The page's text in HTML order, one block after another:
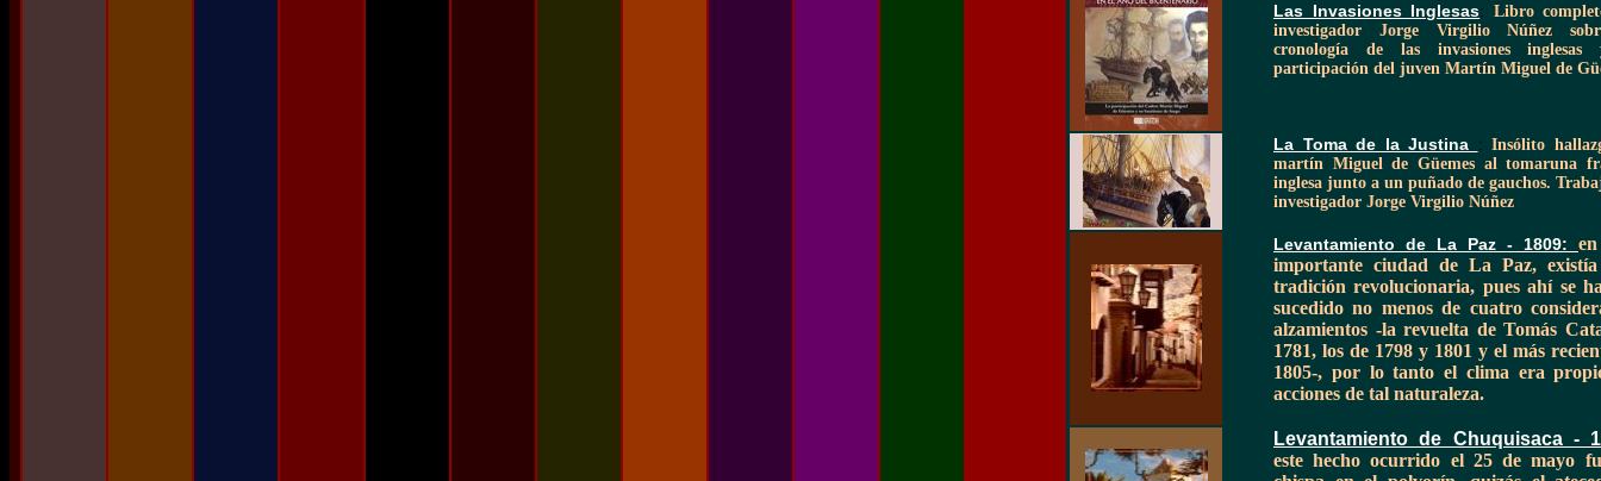
Las Invasiones Inglesas: Libro
investigador Jorge Virgilio Núñez
cronología de las invasiones
participación del juven Martín Miguel de
La Toma de la Justina : Insólito
martín Miguel de Güemes al tomaruna
inglesa junto a un puñado de gauchos.
investigador Jorge Virgilio Núñez
Levantamiento de La Paz - 1809:
importante ciudad de La Paz,
tradición revolucionaria, pues ahí se
sucedido no menos de cuatro
alzamientos -la revuelta de Tomás
1781, los de 1798 y 1801 y el más
1805-, por lo tanto el clima era
acciones de tal naturaleza.
Levantamiento de Chuquisaca -
este hecho ocurrido el 25 de mayo